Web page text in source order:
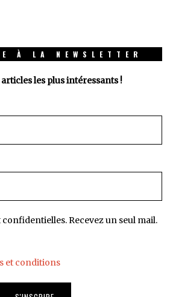
À LA NEWSLETTER
les plus intéressants !
Recevez un seul mail.
et conditions